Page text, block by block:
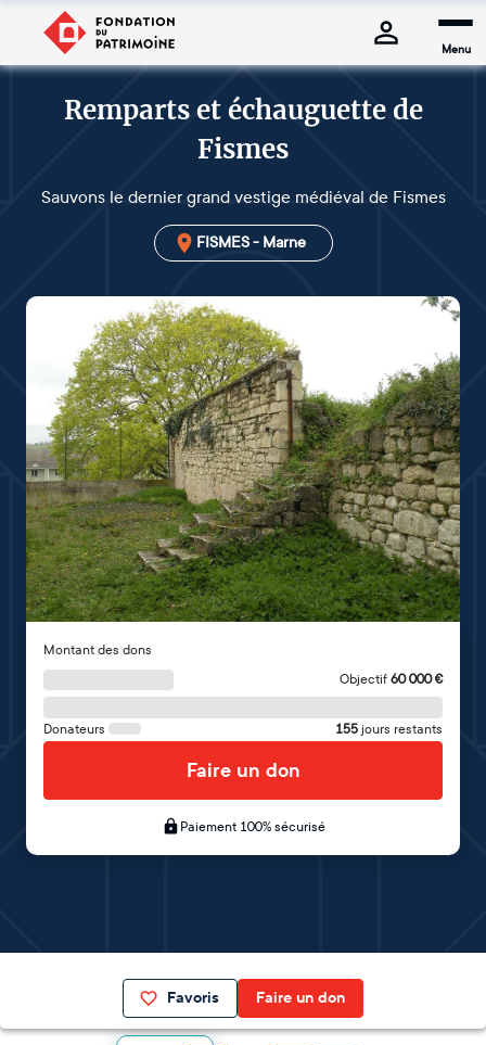
Menu
Remparts et échauguette de
Fismes
Sauvons le dernier grand vestige médiéval de Fismes
FISMES - Marne
Montant des dons
Objectif 60 000€
Donateurs 155 jours restants
Faire un don
Paiement 100% sécurisé
Favoris Faire un don